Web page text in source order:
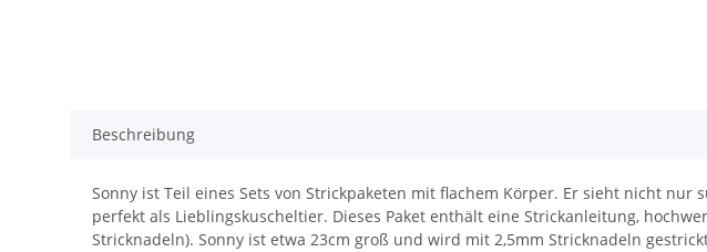
Beschreibung
Sonny ist Teil eines Sets von Strickpaketen mit flachem Körper. Er sieht nicht
perfekt als Lieblingskuscheltier. Dieses Paket enthält eine Strickanleitung,
Stricknadeln). Sonny ist etwa 23cm groß und wird mit 2,5mm Stricknadeln